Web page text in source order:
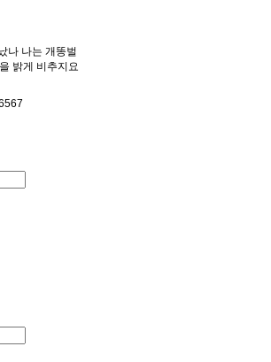
나 나는 개똥벌
밝게 비추지요